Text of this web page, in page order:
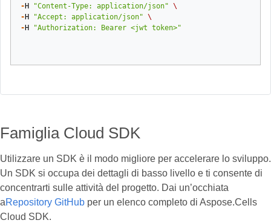
- H "Content-Type: application/json" \
- H "Accept: application/json" \
- H "Authorization: Bearer <jwt token>"
Famiglia Cloud SDK
Utilizzare un SDK è il modo migliore per accelerare lo sviluppo.
Un SDK si occupa dei dettagli di basso livello e ti consente di
concentrarti sulle attività del progetto. Dai un’occhiata
aRepository GitHub per un elenco completo di Aspose.Cells
Cloud SDK.